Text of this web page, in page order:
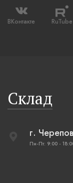
ВКонтакте RuTube
Склад
г.
Пн-Пт: 9:00 -